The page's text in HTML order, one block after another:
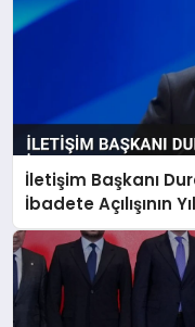
İletişim Başkanı
İbadete Açılışının